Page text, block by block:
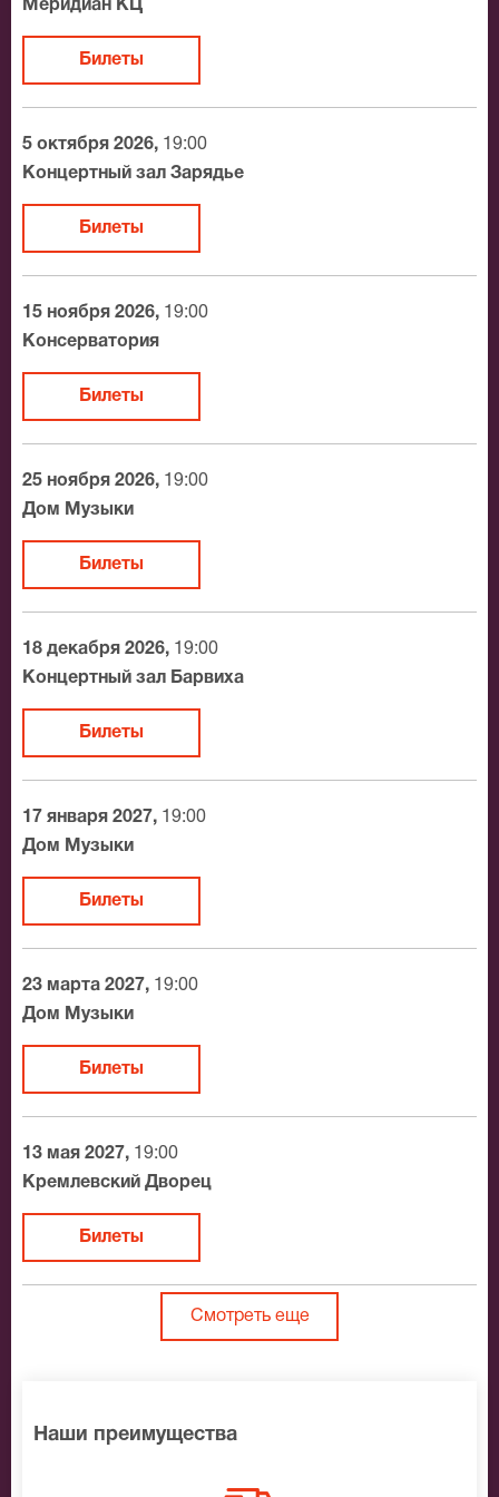
произведений духовной музыки.
Меридиан КЦ
Билеты
5 октября 2026, 19:00
Концертный зал Зарядье
Билеты
15 ноября 2026, 19:00
Консерватория
Билеты
25 ноября 2026, 19:00
Дом Музыки
Билеты
18 декабря 2026, 19:00
Концертный зал Барвиха
Билеты
17 января 2027, 19:00
Дом Музыки
Билеты
23 марта 2027, 19:00
Дом Музыки
Билеты
13 мая 2027, 19:00
Кремлевский Дворец
Билеты
Смотреть еще
Наши преимущества